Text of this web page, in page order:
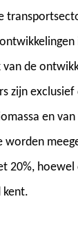
de
zijn exclusief
en
worden
20%,
kent.